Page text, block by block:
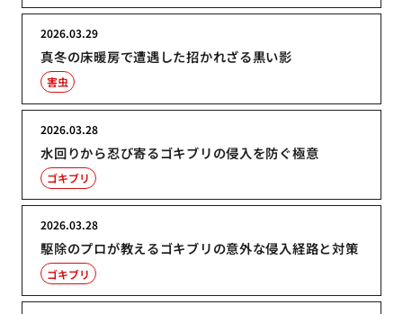
真冬の床暖房で遭遇した招かれざる黒い影
2026.03.29
害虫
水回りから忍び寄るゴキブリの侵入を防ぐ極意
2026.03.28
ゴキブリ
駆除のプロが教えるゴキブリの意外な侵入経路と対策
2026.03.28
ゴキブリ